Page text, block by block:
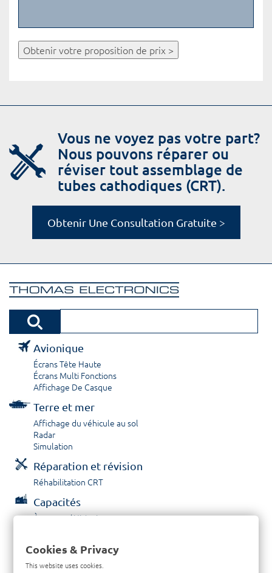
Obtenir votre proposition de prix >
Vous ne voyez pas votre part?
Nous pouvons réparer ou
réviser tout assemblage de
tubes cathodiques (CRT).
Obtenir Une Consultation Gratuite >
Avionique
Écrans Tête Haute
Écrans Multi Fonctions
Affichage De Casque
Terre et mer
Affichage du véhicule au sol
Radar
Simulation
Réparation et révision
Réhabilitation CRT
Capacités
À propos / Historique
Contactez nous
Cookies & Privacy
This website uses cookies.